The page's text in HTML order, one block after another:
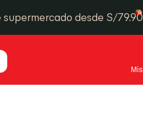
desde S/79.90